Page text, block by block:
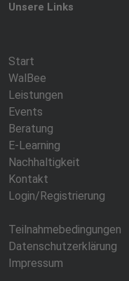
Unsere Links
Start
WalBee
Leistungen
Events
Beratung
E-Learning
Nachhaltigkeit
Kontakt
Login/Registrierung
Teilnahmebedingungen
Datenschutzerklärung
Impressum